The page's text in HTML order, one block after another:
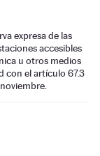
expresa de las
accesibles
u otros medios
con el artículo 67.3